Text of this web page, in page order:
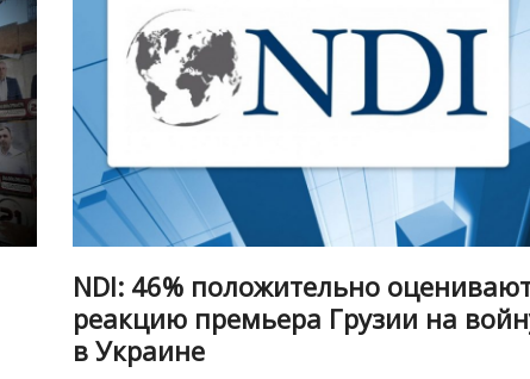
NDI: 46% положительно
реакцию премьера Грузии на
в Украине